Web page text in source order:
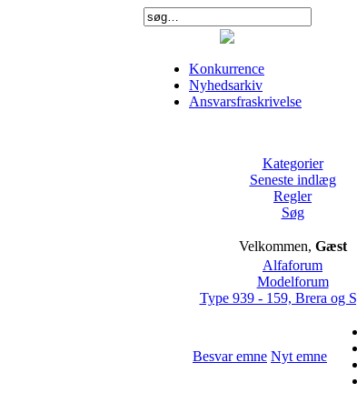
Konkurrence
Nyhedsarkiv
Ansvarsfraskrivelse
Kategorier
Seneste indlæg
Regler
Søg
Velkommen, Gæst
Alfaforum
Modelforum
Type 939 - 159, Brera og
Besvar emne Nyt emne